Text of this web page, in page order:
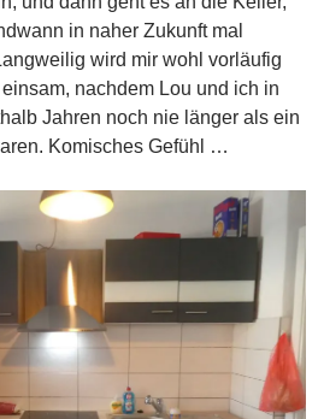
in naher Zukunft mal
wird mir wohl vorläufig
nachdem Lou und ich in
Jahren noch nie länger als ein
Komisches Gefühl …